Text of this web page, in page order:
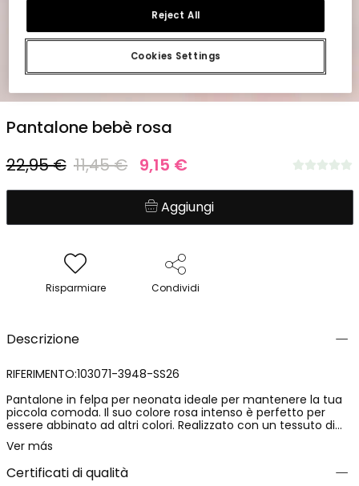
Pantalone bebè rosa
22,95 € 11,45 € 9,15 €
Aggiungi
Risparmiare Condividi
Descrizione
RIFERIMENTO:103071-3948-SS26
Pantalone in felpa per neonata ideale per mantenere la tua
piccola comoda. Il suo colore rosa intenso è perfetto per
essere abbinato ad altri colori. Realizzato con un tessuto di
felpa morbida, garantisce comfort in ogni occasione. La vita
elastica con cordoncino regolabile facilita una vestibilità
perfetta. Disponibile in taglie da 1 mese a 24 mesi, è
un'opzione pratica per tutti i giorni. Il suo design semplice lo
Ver más
Certificati di qualità
Cookies Settings
Reject All